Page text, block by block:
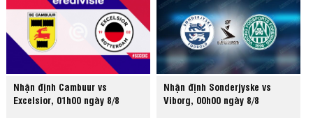
Nhận định Cambuur vs
Excelsior, 01h00 ngày 8/8
Nhận định Sonderjyske vs
Viborg, 00h00 ngày 8/8